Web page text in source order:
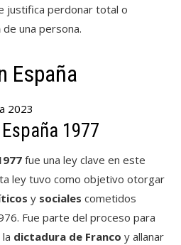
justifica perdonar total o
de una persona.
España
1977
fue una ley clave en este
ley tuvo como objetivo otorgar
y sociales cometidos
Fue parte del proceso para
dictadura de Franco y allanar